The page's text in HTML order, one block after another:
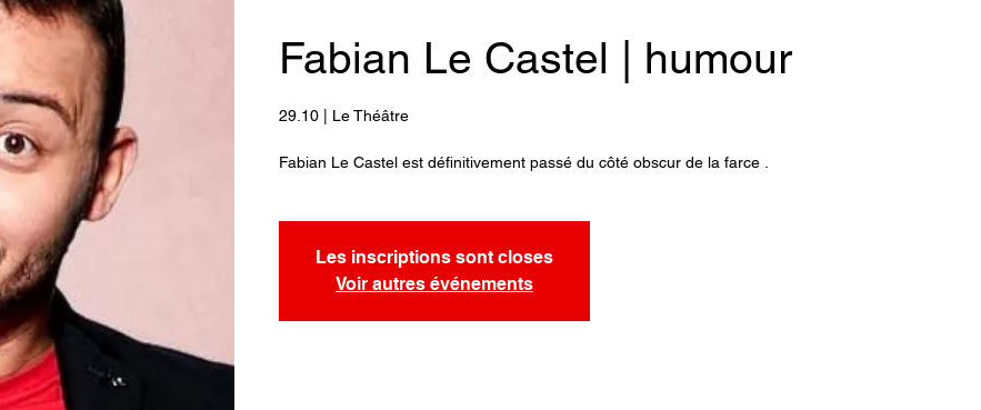
Fabian Le Castel | humour
29.10 | Le Théâtre
Fabian Le Castel est définitivement passé du côté obscur de la farce .
Les inscriptions sont closes
Voir autres événements